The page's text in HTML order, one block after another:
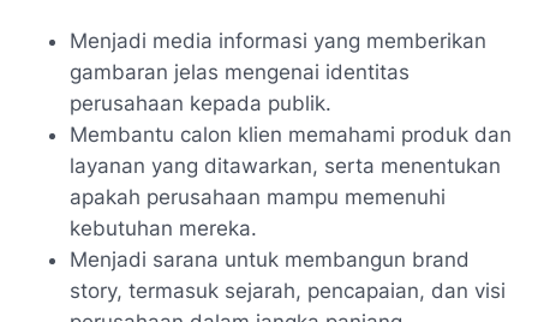
Menjadi media informasi yang memberikan
gambaran jelas mengenai identitas
perusahaan kepada publik.
Membantu calon klien memahami produk dan
layanan yang ditawarkan, serta menentukan
apakah perusahaan mampu memenuhi
kebutuhan mereka.
Menjadi sarana untuk membangun brand
story, termasuk sejarah, pencapaian, dan visi